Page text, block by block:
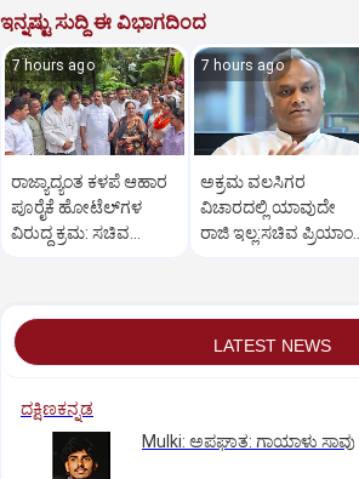
ಇನ್ನಷ್ಟು ಸುದ್ದಿ ಈ ವಿಭಾಗದಿಂದ
7 hours ago
ರಾಜ್ಯಾದ್ಯಂತ ಕಳಪೆ ಆಹಾರ
ಪೂರೈಕೆ ಹೋಟೆಲ್‌ಗಳ
ವಿರುದ್ಧ ಕ್ರಮ: ಸಚಿವ
7 hours ago
ಅಕ್ರಮ ವಲಸಿಗರ
ವಿಚಾರದಲ್ಲಿ ಯಾವುದೇ
ರಾಜಿ ಇಲ್ಲ:ಸಚಿವ ಪ್ರಿಯಾಂಕ್
LATEST NEWS
ದಕ್ಷಿಣಕನ್ನಡ
Mulki: ಅಪಘಾತ: ಗಾಯಾಳು ಸಾವು